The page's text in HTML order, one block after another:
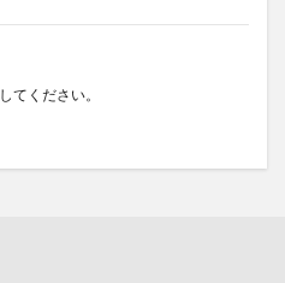
してください。